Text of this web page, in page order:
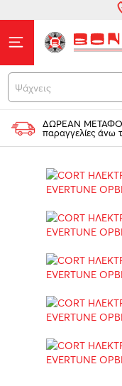
Ψάχνεις γι
ΔΩΡΕΑΝ
παραγγελίες άνω